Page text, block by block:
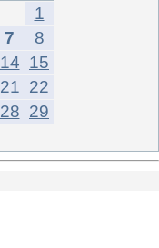
1
7
8
14 15
21 22
28 29